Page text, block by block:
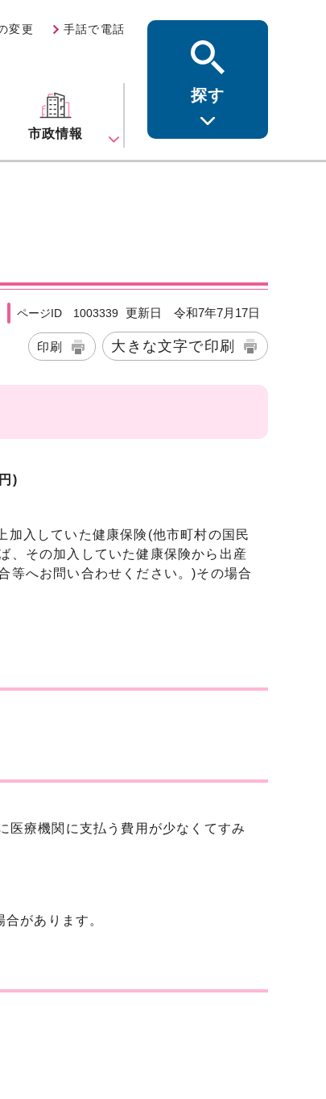
変更 手話で電話
市政情報
探す
ページID 1003339 更新日 令和7年7月17日
印刷 大きな文字で印刷
)
加入していた健康保険(他市町村の国民
、その加入していた健康保険から出産
等へお問い合わせください。)その場合
医療機関に支払う費用が少なくてすみ
があります。